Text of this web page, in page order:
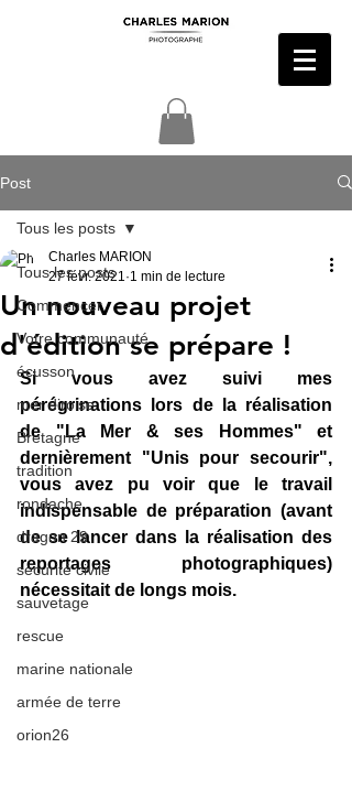
Post
Tous les posts
Commencer
Votre communauté
écusson
mer diroise
Bretagne
tradition
rondache
dragon 29
sécurité civile
sauvetage
rescue
marine nationale
armée de terre
orion26
Tous les posts
Un nouveau projet
d'édition se prépare !
Charles MARION
27 févr. 2021 1 min de lecture
Si vous avez suivi mes
pérégrinations lors de la réalisation
de "La Mer & ses Hommes" et
dernièrement "Unis pour secourir",
vous avez pu voir que le travail
indispensable de préparation (avant
de se lancer dans la réalisation des
reportages photographiques)
nécessitait de longs mois.